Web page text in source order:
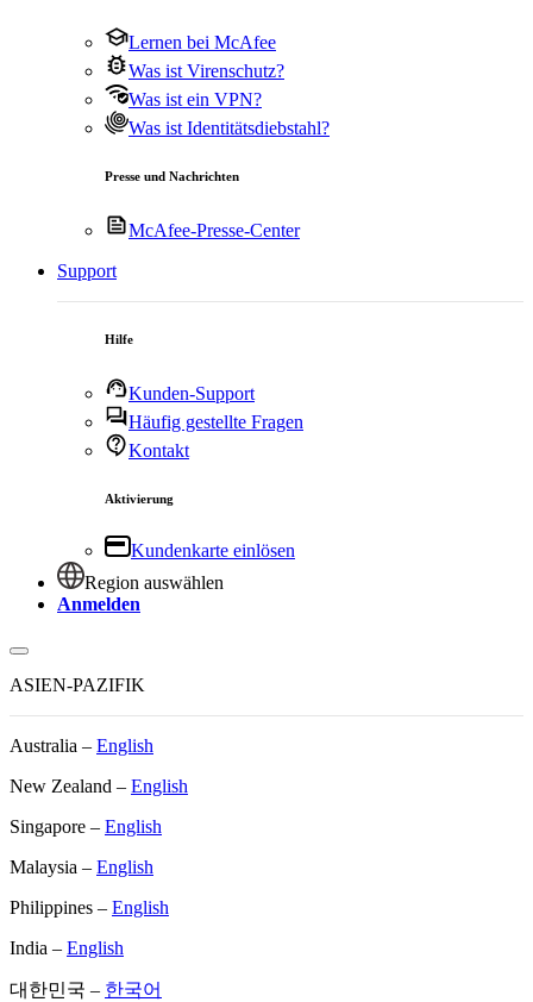
Lernen bei McAfee
Was ist Virenschutz?
Was ist ein VPN?
Was ist Identitätsdiebstahl?
Presse und Nachrichten
McAfee-Presse-Center
Support
Hilfe
Kunden-Support
Häufig gestellte Fragen
Kontakt
Aktivierung
Kundenkarte einlösen
Region auswählen
Anmelden
ASIEN-PAZIFIK
Australia – English
New Zealand – English
Singapore – English
Malaysia – English
Philippines – English
India – English
대한민국 – 한국어